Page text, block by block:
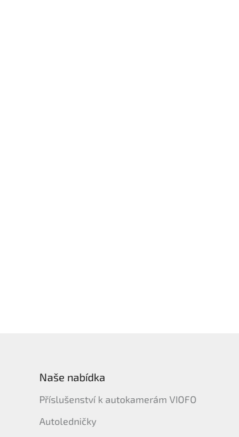
Naše nabídka
Příslušenství k autokamerám VIOFO
Autoledničky